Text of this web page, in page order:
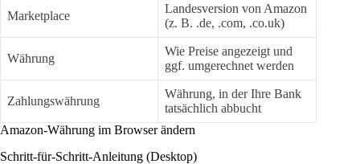
Marketplace
Landesversion von Amazon
(z. B. .de, .com, .co.uk)
Währung
Wie Preise angezeigt und
ggf. umgerechnet werden
Zahlungswährung
Währung, in der Ihre Bank
tatsächlich abbucht
Amazon-Währung im Browser ändern
Schritt-für-Schritt-Anleitung (Desktop)